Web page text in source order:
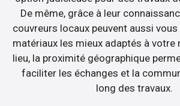
De même, grâce à leur
couvreurs locaux peuvent aussi
matériaux les mieux adaptés à votre
lieu, la proximité géographique
faciliter les échanges et la
long des travaux.